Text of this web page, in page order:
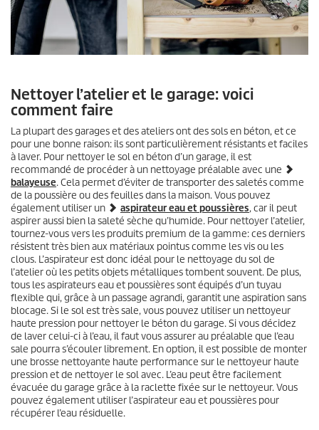
Nettoyer l’atelier et le garage: voici
comment faire
La plupart des garages et des ateliers ont des sols en béton, et ce
pour une bonne raison: ils sont particulièrement résistants et faciles
à laver. Pour nettoyer le sol en béton d’un garage, il est
recommandé de procéder à un nettoyage préalable avec une
balayeuse. Cela permet d’éviter de transporter des saletés comme
de la poussière ou des feuilles dans la maison. Vous pouvez
également utiliser un
aspirateur eau et poussières, car il peut
aspirer aussi bien la saleté sèche qu’humide. Pour nettoyer l’atelier,
tournez-vous vers les produits premium de la gamme: ces derniers
résistent très bien aux matériaux pointus comme les vis ou les
clous. L’aspirateur est donc idéal pour le nettoyage du sol de
l’atelier où les petits objets métalliques tombent souvent. De plus,
tous les aspirateurs eau et poussières sont équipés d’un tuyau
flexible qui, grâce à un passage agrandi, garantit une aspiration sans
blocage. Si le sol est très sale, vous pouvez utiliser un nettoyeur
haute pression pour nettoyer le béton du garage. Si vous décidez
de laver celui-ci à l’eau, il faut vous assurer au préalable que l’eau
sale pourra s’écouler librement. En option, il est possible de monter
une brosse nettoyante haute performance sur le nettoyeur haute
pression et de nettoyer le sol avec. L’eau peut être facilement
évacuée du garage grâce à la raclette fixée sur le nettoyeur. Vous
pouvez également utiliser l’aspirateur eau et poussières pour
récupérer l’eau résiduelle.